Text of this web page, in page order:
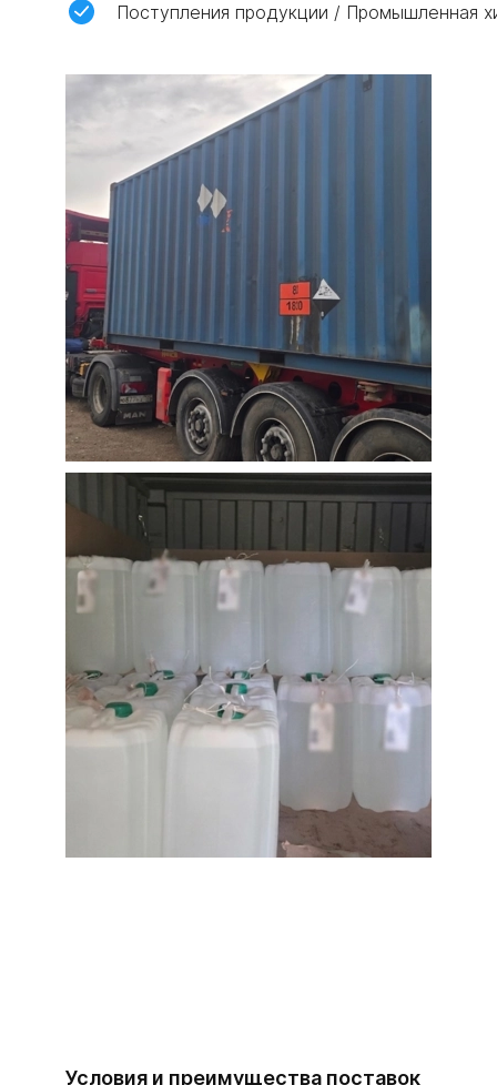
Поступления продукции / Промышленная
Условия и преимущества поставок